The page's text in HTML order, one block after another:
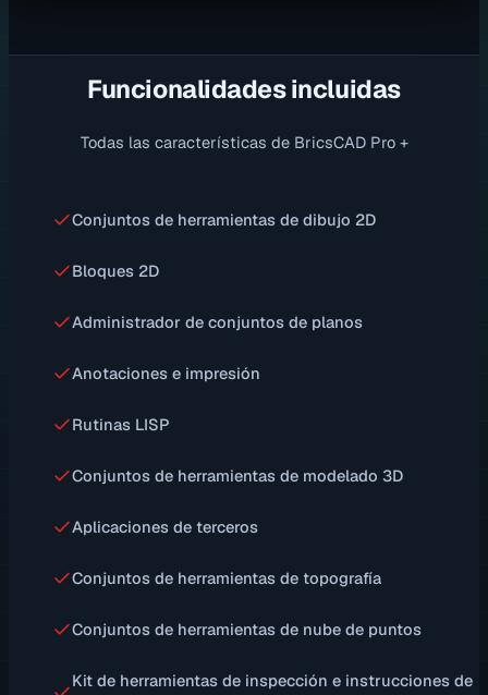
Funcionalidades incluidas
Todas las características de BricsCAD Pro +
Conjuntos de herramientas de dibujo 2D
Bloques 2D
Administrador de conjuntos de planos
Anotaciones e impresión
Rutinas LISP
Conjuntos de herramientas de modelado 3D
Aplicaciones de terceros
Conjuntos de herramientas de topografía
Conjuntos de herramientas de nube de puntos
Kit de herramientas de inspección e instrucciones de